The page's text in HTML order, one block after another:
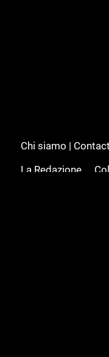
Chi siamo |
La Redazione